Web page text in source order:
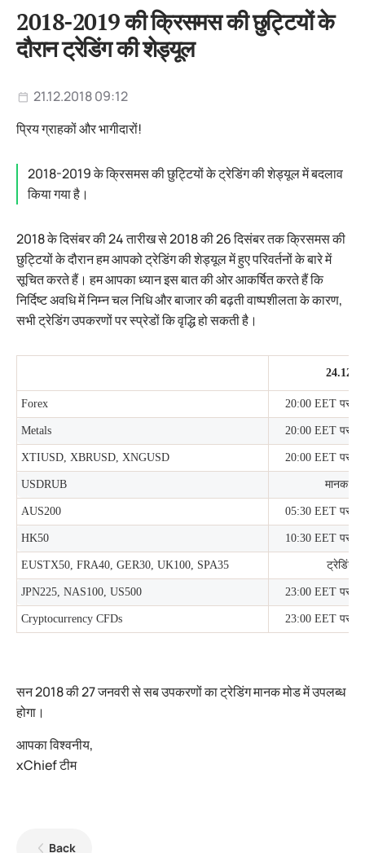
2018-2019 की क्रिसमस की छुट्टियों के
दौरान ट्रेडिंग की शेड्यूल
21.12.2018 09:12
प्रिय ग्राहकों और भागीदारों!
2018-2019 के क्रिसमस की छुट्टियों के ट्रेडिंग की शेड्यूल में बदलाव
किया गया है।
2018 के दिसंबर की 24 तारीख से 2018 की 26 दिसंबर तक क्रिसमस की
छुट्टियों के दौरान हम आपको ट्रेडिंग की शेड्यूल में हुए परिवर्तनों के बारे में
सूचित करते हैं। हम आपका ध्यान इस बात की ओर आकर्षित करते हैं कि
निर्दिष्ट अवधि में निम्न चल निधि और बाजार की बढ़ती वाष्पशीलता के कारण,
सभी ट्रेडिंग उपकरणों पर स्प्रेडों कि वृद्धि हो सकती है।
Forex 20:00 EETपर
Metals 20:00 EETपर
XTIUSD, XBRUSD, XNGUSD 20:00 EETपर
USDRUB मानक
AUS200 05:30 EETपर
HK50 10:30 EETपर
EUSTX50, FRA40, GER30, UK100, SPA35 ट्रेडिंग
JPN225, NAS100, US500 23:00 EETपर
Cryptocurrency CFDs 23:00 EETपर
सन 2018 की 27 जनवरी से सब उपकरणों का ट्रेडिंग मानक मोड में उपलब्ध
होगा।
आपका विश्वनीय,
xChief टीम
Back